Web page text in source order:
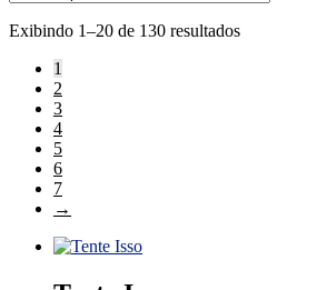
Exibindo 1–20 de 130 resultadosClassificado
1
2
3
4
5
6
7
→